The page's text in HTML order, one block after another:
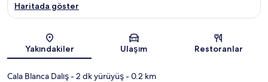
Harita
Haritada göster
Yakındakiler Ulaşım Restoranlar
Cala Blanca Dalış- 2 dk yürüyüş- 0.2 km